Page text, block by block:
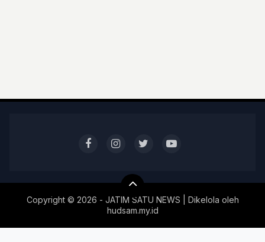
Copyright © 2026 - JATIM SATU NEWS | Dikelola oleh
hudsam.my.id